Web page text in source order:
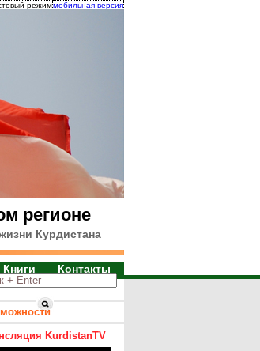
режиммобильная версия
регионе
Курдистана
Книги Контакты
KurdistanTV